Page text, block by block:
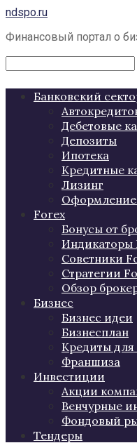
Перейти
контенту
ndspo.ru
Финансовый портал о
Поиск:
Банковский
Дебетовые
Депозиты
Ипотека
Кредитные
Лизинг
Оформление
Forex
Бонусы от
Индикаторы
Советники
Стратегии
Обзор
Бизнес
Бизнес идеи
Бизнесплан
Кредиты для
Франшиза
Инвестиции
Акции
Венчурные
Фондовый
Тендеры